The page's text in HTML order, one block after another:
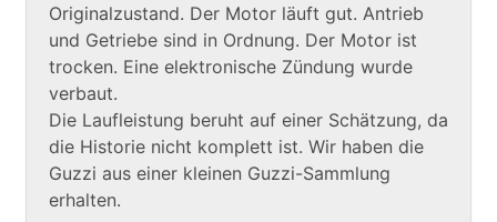
Originalzustand. Der Motor läuft gut. Antrieb
und Getriebe sind in Ordnung. Der Motor ist
trocken. Eine elektronische Zündung wurde
verbaut.
Die Laufleistung beruht auf einer Schätzung, da
die Historie nicht komplett ist. Wir haben die
Guzzi aus einer kleinen Guzzi-Sammlung
erhalten.